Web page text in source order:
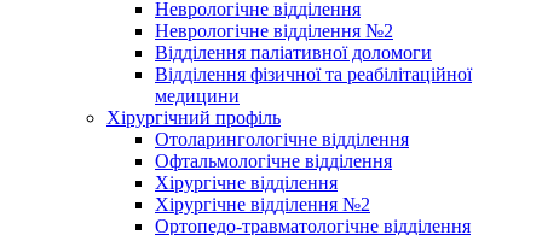
Неврологічне відділення
Неврологічне відділення №2
Відділення паліативної доломоги
Відділення фізичної та реабілітаційної
медицини
Хірургічний профіль
Отоларингологічне відділення
Офтальмологічне відділення
Хірургічне відділення
Хірургічне відділення №2
Ортопедо-травматологічне відділення